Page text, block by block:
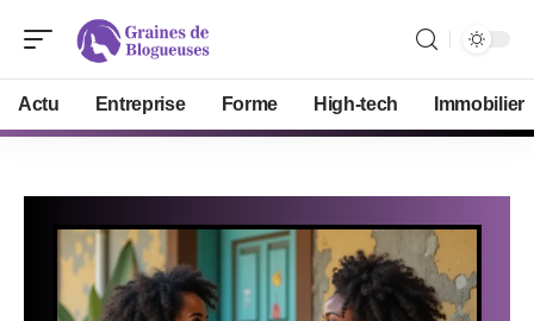
Actu Entreprise Forme High-tech Immobilier